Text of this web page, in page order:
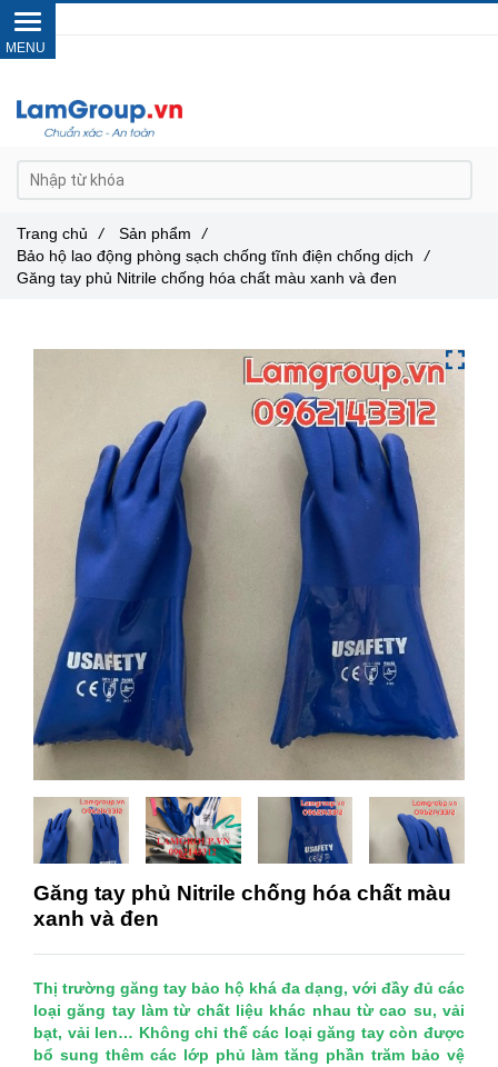
Găng tay phủ Nitrile chống hóa chất màu
xanh và đen
Thị trường găng tay bảo hộ khá đa dạng, với đầy đủ các
loại găng tay làm từ chất liệu khác nhau từ cao su, vải
bạt, vải len… Không chỉ thế các loại găng tay còn được
bổ sung thêm các lớp phủ làm tăng phần trăm bảo vệ
Trang chủ / Sản phẩm
/
Bảo hộ lao động phòng sạch chống tĩnh điện chống dịch
/
Găng tay phủ Nitrile chống hóa chất màu xanh và đen